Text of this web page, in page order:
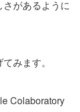
があるように
みます。
Colaboratory